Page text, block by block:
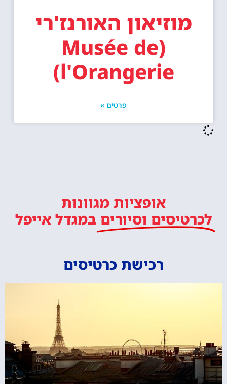
מוזיאון האורנז'רי
(Musée de
l'Orangerie)
פרטים »
אופציות מגוונות
לכרטיסים וסיורים במגדל אייפל
רכישת כרטיסים